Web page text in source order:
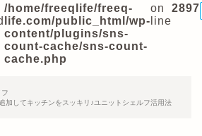
/home/freeqlife/freeq-
life.com/public_html/wp-
content/plugins/sns-
count-cache/sns-count-
cache.php
on
line
2897
加してキッチンをスッキリ♪ユニットシェルフ活用法